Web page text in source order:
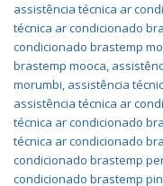
assistência técnica ar
técnica ar condicionado
condicionado brastemp
brastemp mooca,
morumbi, assistência
assistência técnica ar
técnica ar condicionado
técnica ar condicionado
condicionado brastemp
condicionado brastemp